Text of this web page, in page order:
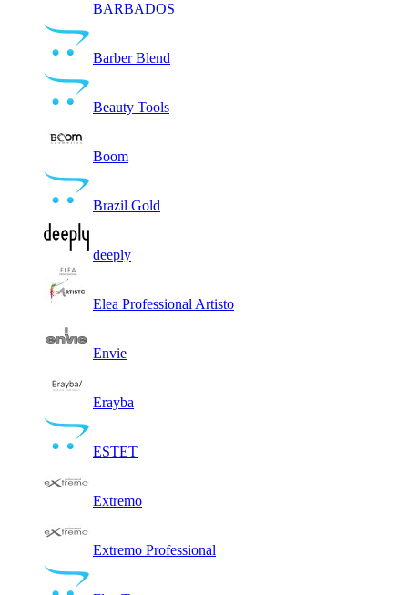
BARBADOS
Barber Blend
Beauty Tools
Boom
Brazil Gold
deeply
Elea Professional Artisto
Envie
Erayba
ESTET
Extremo
Extremo Professional